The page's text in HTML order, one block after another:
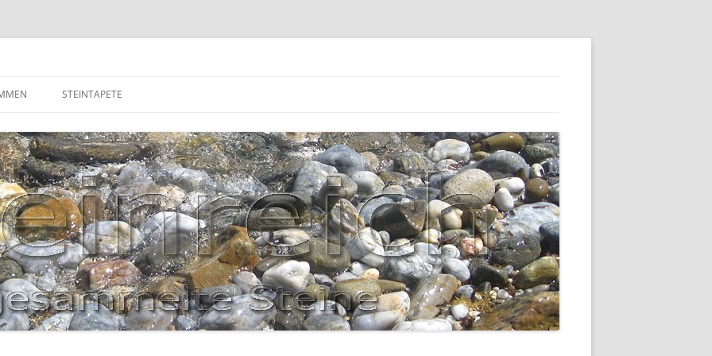
STEINTAPETE